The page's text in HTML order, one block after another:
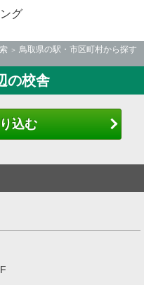
グ
鳥取県の駅・市区町村から探す
の校舎
込む